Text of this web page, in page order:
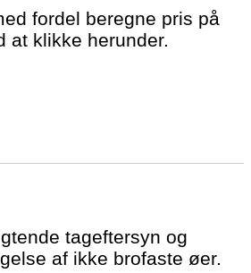
fordel beregne pris på
at klikke herunder.
tageftersyn og
af ikke brofaste øer.